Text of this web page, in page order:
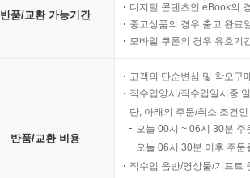
반품/교환 가능기간
디지털 콘텐츠인 eBook의
중고상품의 경우 출고 완료
모바일 쿠폰의 경우 유효기
반품/교환 비용
고객의 단순변심 및 착오구
직수입양서/직수입일서중
단, 아래의 주문/취소 조건
오늘 00시 ~ 06시 30분
오늘 06시 30분 이후 주
직수입 음반/영상물/기프트